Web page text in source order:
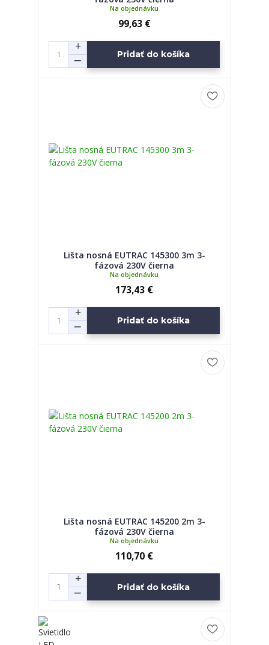
99,63 €
Na objednávku
Pridať do košíka
Lišta nosná EUTRAC 145300 3m 3-
fázová 230V čierna
173,43 €
Na objednávku
Pridať do košíka
Lišta nosná EUTRAC 145200 2m 3-
fázová 230V čierna
110,70 €
Na objednávku
Pridať do košíka